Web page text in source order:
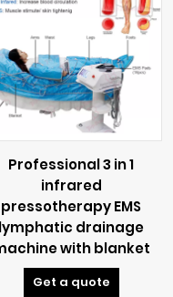
Professional 3 in 1
infrared
pressotherapy EMS
lymphatic drainage
with blanket
Get a quote